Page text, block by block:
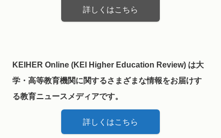
詳しくはこちら
KEIHER Online (KEI Higher Education Review) は大
学・高等教育機関に関するさまざまな情報をお届けす
る教育ニュースメディアです。
詳しくはこちら